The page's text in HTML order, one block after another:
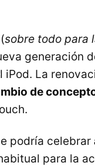
(sobre todo para
generación
La
de
podría celebrar
para la